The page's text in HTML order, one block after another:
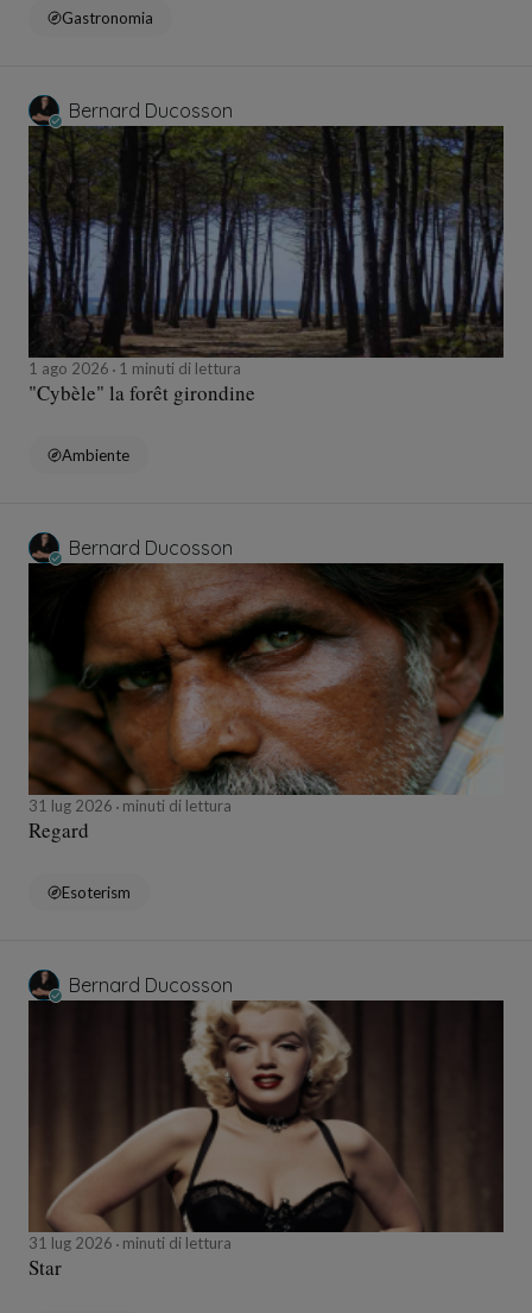
Gastronomia
Bernard Ducosson
1 ago 2026 1 minuti di lettura
"Cybèle" la forêt girondine
Ambiente
Bernard Ducosson
31 lug 2026 minuti di lettura
Regard
Esoterism
Bernard Ducosson
31 lug 2026 minuti di lettura
Star